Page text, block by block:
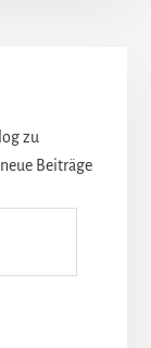
zu
Beiträge